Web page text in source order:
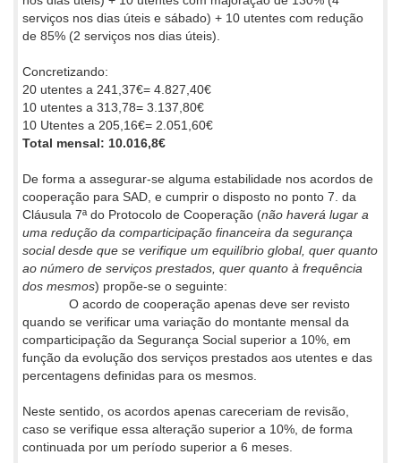
serviços nos dias úteis e sábado) + 10 utentes com redução
de 85% (2 serviços nos dias úteis).
Concretizando:
20 utentes a 241,37€= 4.827,40€
10 utentes a 313,78= 3.137,80€
10 Utentes a 205,16€= 2.051,60€
Total mensal: 10.016,8€
De forma a assegurar-se alguma estabilidade nos acordos de
cooperação para SAD, e cumprir o disposto no ponto 7. da
Cláusula 7ª do Protocolo de Cooperação (não haverá lugar a
uma redução da comparticipação financeira da segurança
social desde que se verifique um equilíbrio global, quer quanto
ao número de serviços prestados, quer quanto à frequência
dos mesmos) propõe-se o seguinte:
O acordo de cooperação apenas deve ser revisto
quando se verificar uma variação do montante mensal da
comparticipação da Segurança Social superior a 10%, em
função da evolução dos serviços prestados aos utentes e das
percentagens definidas para os mesmos.
Neste sentido, os acordos apenas careceriam de revisão,
caso se verifique essa alteração superior a 10%, de forma
continuada por um período superior a 6 meses.